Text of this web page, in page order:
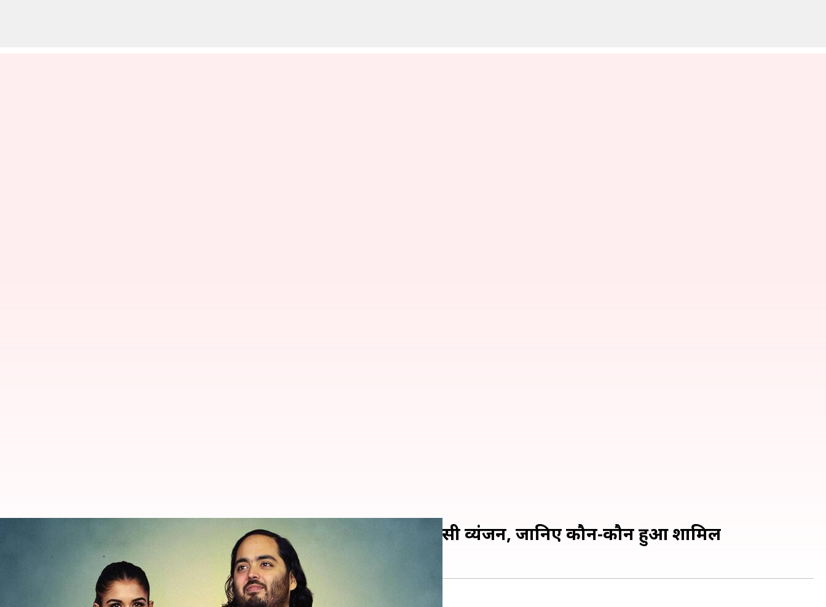
अनंत अंबानी और राधिका मर्चेंट के प्री-वेडिंग समारोह में मिलेंगे देसी व्यंजन, जानिए कौन-कौन हुआ शामिल
03:15 pm